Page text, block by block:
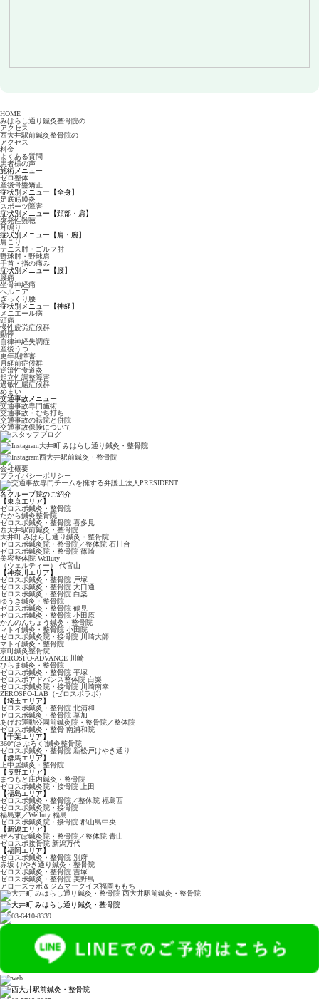
HOME
みはらし通り鍼灸整骨院の
アクセス
西大井駅前鍼灸整骨院の
アクセス
料金
よくある質問
患者様の声
施術メニュー
ゼロ整体
産後骨盤矯正
症状別メニュー【全身】
足底筋膜炎
スポーツ障害
症状別メニュー【頚部・肩】
突発性難聴
耳鳴り
症状別メニュー【肩・腕】
肩こり
テニス肘・ゴルフ肘
野球肘・野球肩
手首・指の痛み
症状別メニュー【腰】
腰痛
坐骨神経痛
ヘルニア
ぎっくり腰
症状別メニュー【神経】
メニエール病
頭痛
慢性疲労症候群
動悸
自律神経失調症
産後うつ
更年期障害
月経前症候群
逆流性食道炎
起立性調整障害
過敏性腸症候群
めまい
交通事故メニュー
交通事故専門施術
交通事故・むち打ち
交通事故の転院と併院
交通事故保険について
会社概要
プライバシーポリシー
各グループ院のご紹介
【東京エリア】
ゼロスポ鍼灸・整骨院
たから鍼灸整骨院
ゼロスポ鍼灸・整骨院 喜多見
西大井駅前鍼灸・整骨院
大井町 みはらし通り鍼灸・整骨院
ゼロスポ鍼灸院・整骨院 ／整体院 石川台
ゼロスポ鍼灸院・整骨院 篠崎
美容整体院 Welluty
（ウェルティー） 代官山
【神奈川エリア】
ゼロスポ鍼灸・整骨院 戸塚
ゼロスポ鍼灸・整骨院 大口通
ゼロスポ鍼灸・整骨院 白楽
ゆうき鍼灸・整骨院
ゼロスポ鍼灸・整骨院 鶴見
ゼロスポ鍼灸・整骨院 小田原
かんのんちょう鍼灸・整骨院
マトイ鍼灸・整骨院 小田院
ゼロスポ鍼灸院・接骨院
川崎大師
マトイ鍼灸・整骨院
京町鍼灸整骨院
ZEROSPO-ADVANCE
川崎
ひらま鍼灸・整骨院
ゼロスポ鍼灸・整骨院 平塚
ゼロスポアドバンス整体院 白楽
ゼロスポ鍼灸院・接骨院 川崎南幸
ZEROSPO-LAB （ゼロスポラボ）
【埼玉エリア】
ゼロスポ鍼灸・整骨院 北浦和
ゼロスポ鍼灸・整骨院 草加
あげお運動公園前鍼灸院・ 整骨院／整体院
ゼロスポ鍼灸・整骨 南浦和院
【千葉エリア】
360°(さぶろく)鍼灸整骨院
ゼロスポ鍼灸・整骨院 新松戸けやき通り
【群馬エリア】
上中居鍼灸・整骨院
【長野エリア】
まつもと庄内鍼灸・整骨院
ゼロスポ鍼灸院・接骨院
上田
【福島エリア】
ゼロスポ鍼灸・整骨院 ／整体院 福島西
ゼロスポ鍼灸院・接骨院
福島東／Welluty 福島
ゼロスポ鍼灸院・接骨院 郡山島中央
【新潟エリア】
ぜろすぽ鍼灸院・整骨院 ／整体院 青山
ゼロスポ接骨院 新潟万代
【福岡エリア】
ゼロスポ鍼灸・整骨院 別府
赤坂 けやき通り鍼灸・ 整骨院
ゼロスポ鍼灸・整骨院 吉塚
ゼロスポ鍼灸・整骨院 美野島
アローズラボ＆ ジムマークイズ福岡ももち